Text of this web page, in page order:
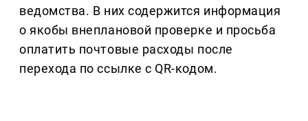
ведомства. В них содержится информация
о якобы внеплановой проверке и просьба
оплатить почтовые расходы после
перехода по ссылке с QR-кодом.